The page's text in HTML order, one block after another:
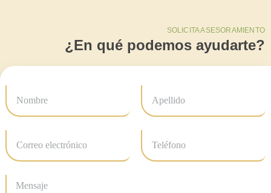
SOLICITA ASESORAMIENTO
¿En qué podemos ayudarte?